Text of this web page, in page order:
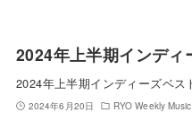
2024年上半期インデ
2024年上半期インディーズベ
2024年6月20日 RYO Weekly